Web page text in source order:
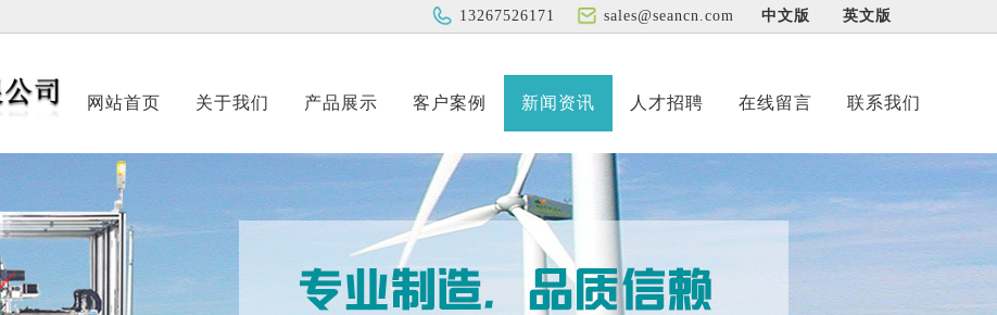
13267526171 sales@seancn.com 中文版 英文版
网站首页 关于我们 产品展示 客户案例 新闻资讯 人才招聘 在线留言 联系我们